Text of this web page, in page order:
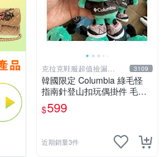
克拉克鞋服超值撿漏
KLKXF
3109
韓國限定 Columbia 綠毛怪
指南針登山扣玩偶掛件 毛絨
玩具
$599
近期銷量3件